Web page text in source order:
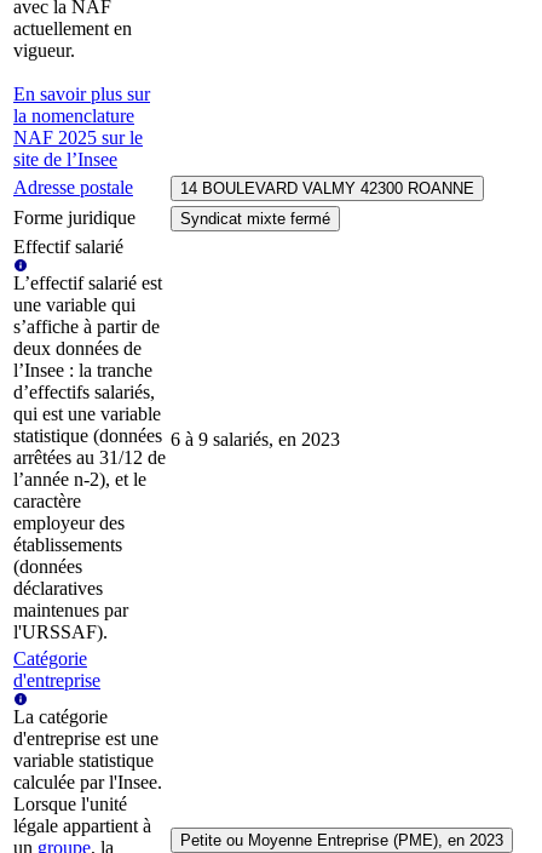
avec la NAF
actuellement en
vigueur.
En savoir plus sur
la nomenclature
NAF 2025 sur le
site de l’Insee
Adresse postale 14 BOULEVARD VALMY 42300 ROANNE
Forme juridique Syndicat mixte fermé
Effectif salarié
L’effectif salarié est
une variable qui
s’affiche à partir de
deux données de
l’Insee : la tranche
d’effectifs salariés,
qui est une variable
statistique (données
arrêtées au 31/12 de
l’année n-2), et le
caractère
employeur des
établissements
(données
déclaratives
maintenues par
l'URSSAF).
6 à 9 salariés, en 2023
Catégorie
d'entreprise
La catégorie
d'entreprise est une
variable statistique
calculée par l'Insee.
Lorsque l'unité
légale appartient à
un groupe, la
Petite ou Moyenne Entreprise (PME), en 2023